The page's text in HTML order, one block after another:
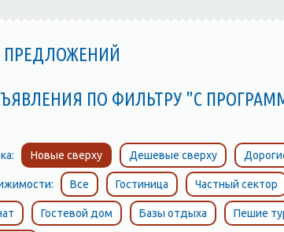
ПРЕДЛОЖЕНИЙ
ПО ФИЛЬТРУ "С
Новые сверху Дешевые сверху
Все Гостиница Частный сектор
Гостевой дом Базы отдыха Пешие